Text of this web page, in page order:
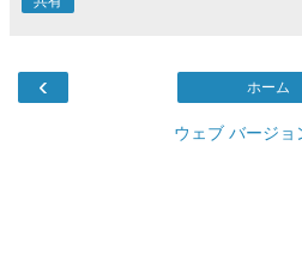
‹ ホーム
ウェブ バージョ